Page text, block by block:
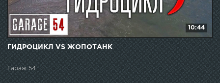
10:44
ГИДРОЦИКЛ VS ЖОПОТАНК
Гараж 54